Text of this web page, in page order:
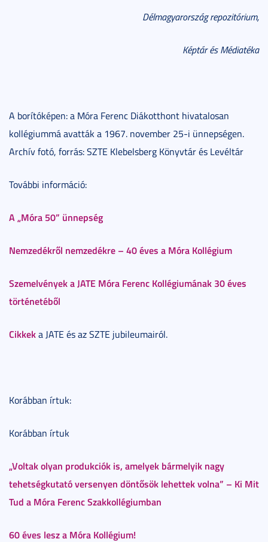
Délmagyarország repozitórium,
Képtár és Médiatéka
A borítóképen: a Móra Ferenc Diákotthont hivatalosan
kollégiummá avatták a 1967. november 25-i ünnepségen.
Archív fotó, forrás: SZTE Klebelsberg Könyvtár és Levéltár
További információ:
A „Móra 50” ünnepség
Nemzedékről nemzedékre – 40 éves a Móra Kollégium
Szemelvények a JATE Móra Ferenc Kollégiumának 30 éves
történetéből
Cikkeka JATE és az SZTE jubileumairól.
Korábban írtuk:
Korábban írtuk
„Voltak olyan produkciók is, amelyek bármelyik nagy
tehetségkutató versenyen döntősök lehettek volna” – Ki Mit
Tud a Móra Ferenc Szakkollégiumban
60 éves lesz a Móra Kollégium!